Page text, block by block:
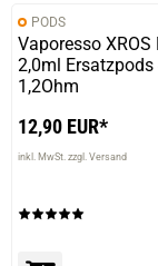
PODS
Vaporesso XROS
2,0ml Ersatzpods
1,2Ohm
12,90 EUR*
inkl. MwSt. zzgl. Versand